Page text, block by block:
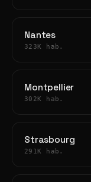
Nantes
323K hab.
Montpellier
302K hab.
Strasbourg
291K hab.